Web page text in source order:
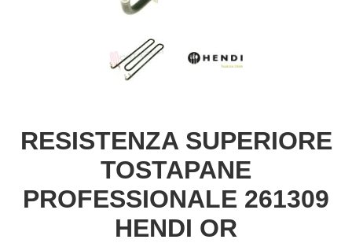
RESISTENZA SUPERIORE
TOSTAPANE
PROFESSIONALE 261309
HENDI OR